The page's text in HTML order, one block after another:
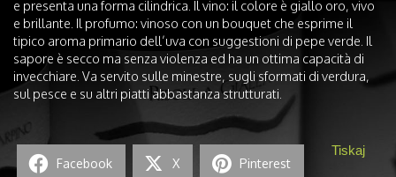
e presenta una forma cilindrica. Il vino: il colore è giallo oro, vivo
e brillante. Il profumo: vinoso con un bouquet che esprime il
tipico aroma primario dell’uva con suggestioni di pepe verde. Il
sapore è secco ma senza violenza ed ha un ottima capacità di
invecchiare. Va servito sulle minestre, sugli sformati di verdura,
sul pesce e su altri piatti abbastanza strutturati.
Tiskaj
Facebook X Pinterest